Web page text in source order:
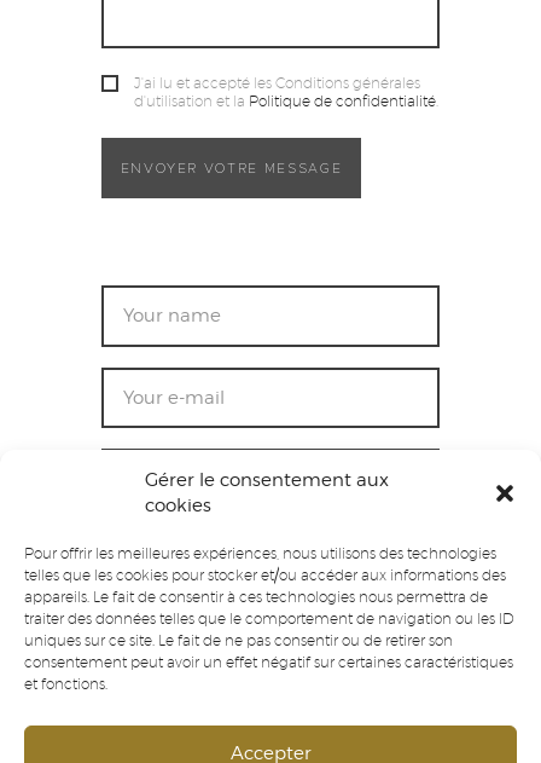
Gérer le consentement aux
cookies
Pour offrir les meilleures expériences, nous utilisons des technologies
telles que les cookies pour stocker et/ou accéder aux informations des
appareils. Le fait de consentir à ces technologies nous permettra de
traiter des données telles que le comportement de navigation ou les ID
uniques sur ce site. Le fait de ne pas consentir ou de retirer son
consentement peut avoir un effet négatif sur certaines caractéristiques
et fonctions.
Accepter
J'ai lu et accepté les Conditions générales
d'utilisation et la Politique de confidentialité.
ENVOYER VOTRE MESSAGE
I agree that my submitted data is being
SEND MESSAGE